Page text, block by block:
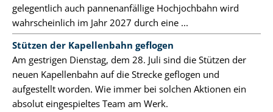
gelegentlich auch pannenanfällige Hochjochbahn wird
wahrscheinlich im Jahr 2027 durch eine ...
Stützen der Kapellenbahn geflogen
Am gestrigen Dienstag, dem 28. Juli sind die Stützen der
neuen Kapellenbahn auf die Strecke geflogen und
aufgestellt worden. Wie immer bei solchen Aktionen ein
absolut eingespieltes Team am Werk.